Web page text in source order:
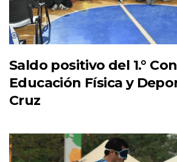
Saldo positivo del 1.°
Educación Física y
Cruz